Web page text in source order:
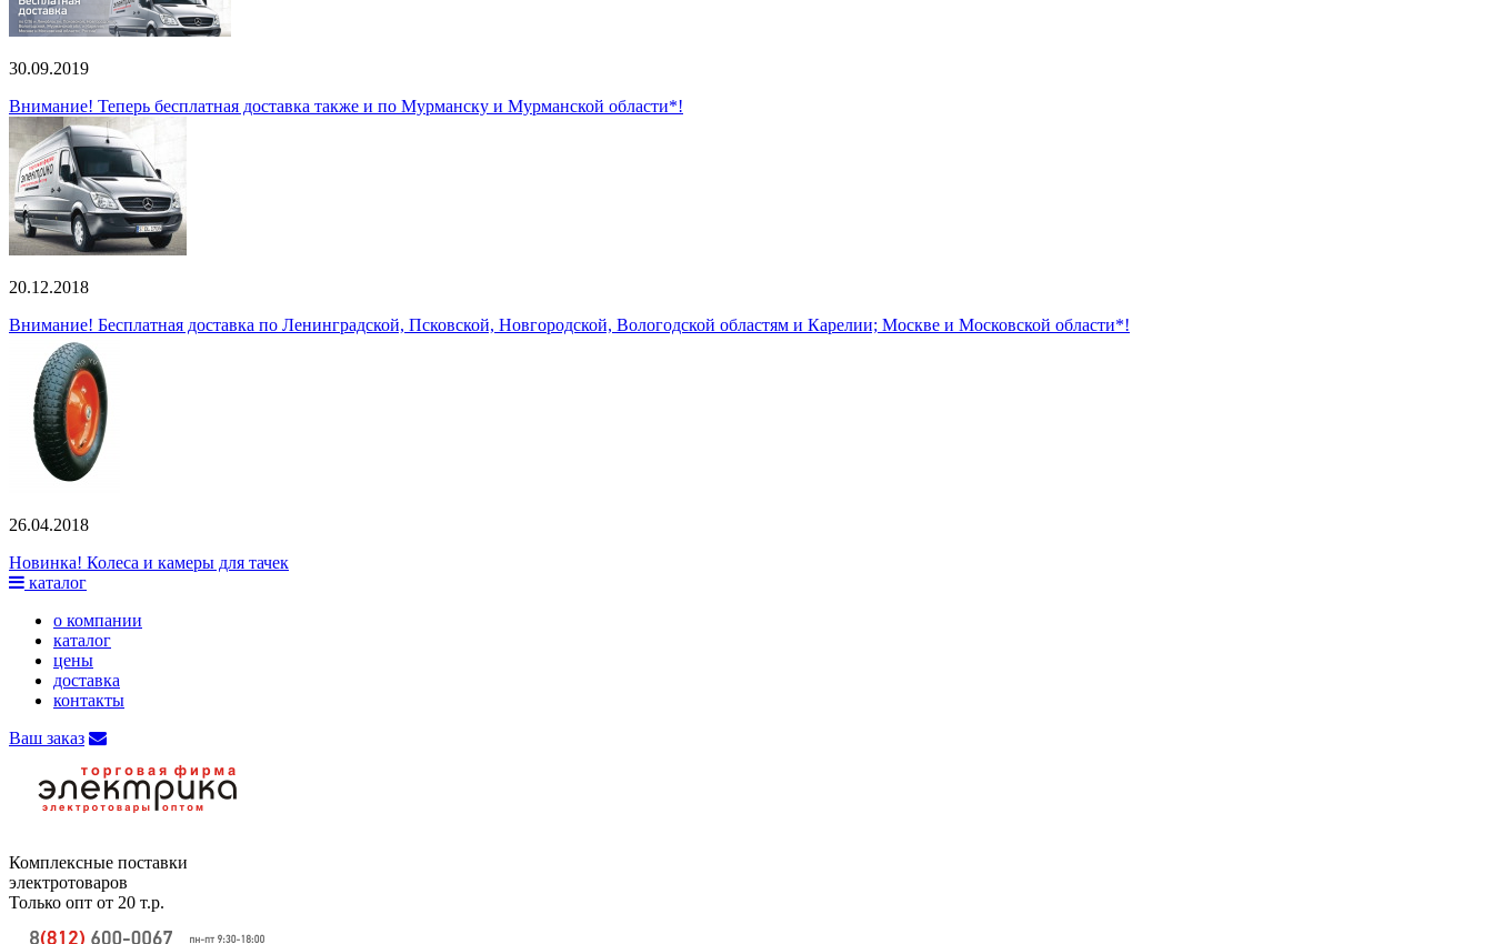
30.09.2019
Внимание! Теперь бесплатная доставка также и по Мурманску и Мурманской области*!
20.12.2018
Внимание! Бесплатная доставка по Ленинградской, Псковской, Новгородской, Вологодской областям и Карелии; Москве и Московской области*!
26.04.2018
Новинка! Колеса и камеры для тачек
каталог
о компании
каталог
цены
доставка
контакты
Ваш заказ
Комплексные поставки
электротоваров
Только опт от 20 т.р.